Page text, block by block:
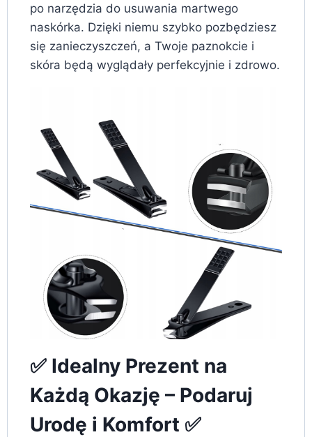
po narzędzia do usuwania martwego
naskórka. Dzięki niemu szybko pozbędziesz
się zanieczyszczeń, a Twoje paznokcie i
skóra będą wyglądały perfekcyjnie i zdrowo.
✅ Idealny Prezent na
Każdą Okazję – Podaruj
Urodę i Komfort ✅